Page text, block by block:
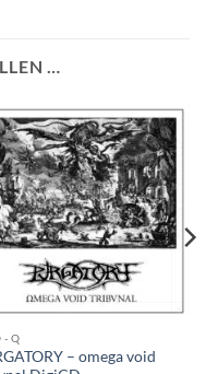
…
- Q
– omega void